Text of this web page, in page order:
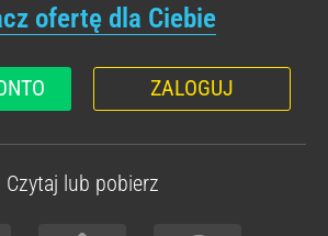
ofertę dla Ciebie
ZALOGUJ
Czytaj lub pobierz